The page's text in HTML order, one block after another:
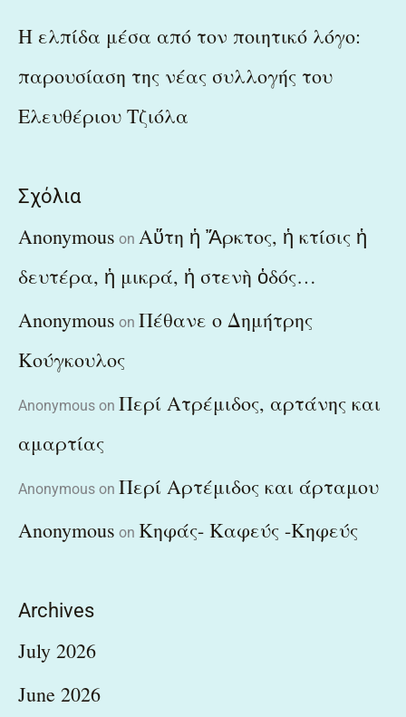
Η ελπίδα μέσα από τον ποιητικό λόγο:
παρουσίαση της νέας συλλογής του
Ελευθέριου Τζιόλα
Σχόλια
Anonymous on Αὕτη ἡ Ἄρκτος, ἡ κτίσις ἡ
δευτέρα, ἡ μικρά, ἡ στενὴ ὁδός…
Anonymous on Πέθανε ο Δημήτρης
Κούγκουλος
Anonymous on Περί Ατρέμιδος, αρτάνης και
αμαρτίας
Anonymous on Περί Αρτέμιδος και άρταμου
Anonymous on Κηφάς- Καφεύς -Κηφεύς
Archives
July 2026
June 2026